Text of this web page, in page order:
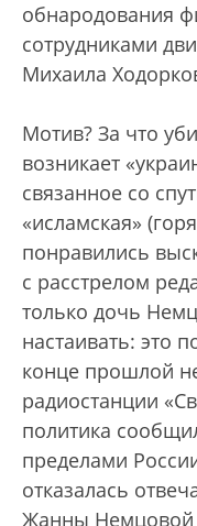
обнародования
сотрудниками
Михаила
Мотив? За что
возникает
связанное со
«исламская»
понравились
с расстрелом
только дочь
настаивать: это
конце прошлой
радиостанции
политика
пределами
отказалась
Жанны Немцовой